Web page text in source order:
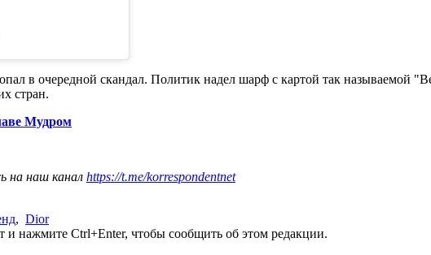
в очередной скандал. Политик надел шарф с картой так называемой
стран.
Мудром
на наш канал https://t.me/korrespondentnet
, Dior
нажмите Ctrl+Enter, чтобы сообщить об этом редакции.